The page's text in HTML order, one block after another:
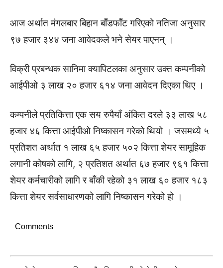
आज अर्थात मंगलबार बिहान बाँडफाँट गरिएको नतिजा अनुसार
९७ हजार ३४४ जना आवेदकले भने सेयर पाएनन् ।
विक्री प्रबन्धक सानिमा क्यापिटलका अनुसार उक्त कम्पनीको
आईपीओ ३ लाख २० हजार ६१४ जना आवेदन दिएका थिए ।
कम्पनीले प्रतिकित्ता एक सय रुपैयाँ अंकित दरले ३३ लाख ५८
हजार ४६ कित्ता आईपीओ निष्कासन गरेको थियो । जसमध्ये ५
प्रतिशत अर्थात १ लाख ६५ हजार ५०२ कित्ता शेयर सामूहिक
लगानी कोषको लागि, २ प्रतिशत अर्थात ६७ हजार ९६१ कित्ता
शेयर कर्मचारीको लागि र बाँकी रहेको ३१ लाख ६० हजार १८३
कित्ता शेयर सर्वसाधारणको लागि निष्कासन गरेको हो ।
Comments